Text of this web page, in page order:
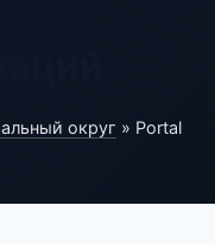
округ » Portal